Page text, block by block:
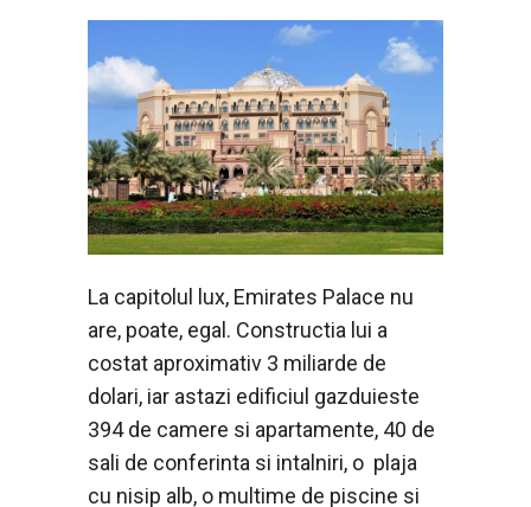
La capitolul lux, Emirates Palace nu
are, poate, egal. Constructia lui a
costat aproximativ 3 miliarde de
dolari, iar astazi edificiul gazduieste
394 de camere si apartamente, 40 de
sali de conferinta si intalniri, o plaja
cu nisip alb, o multime de piscine si